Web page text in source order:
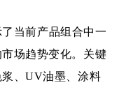
当前产品组合中一
场趋势变化。关键
浆、UV油墨、涂料